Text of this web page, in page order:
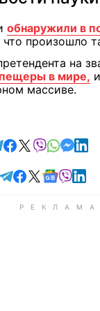
обнаружили в
что произошло
на
пещеры в мире,
массиве.
отправить в
поделиться в
поделиться
Читайте в
Читайте в
Читайте в X